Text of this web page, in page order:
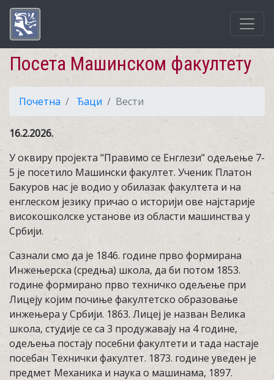
Посета Машинском факултету
Почетна Ђаци Вести
16.2.2026.
У оквиру пројекта "Правимо се Енглези" одељење 7-
5 је посетило Машински факултет. Ученик Платон
Бакуров нас је водио у обилазак факултета и на
енглеском језику причао о историји ове најстарије
високошколске установе из области машинства у
Србији.
Сазнали смо да је 1846. године прво формирана
Инжењерска (средња) школа, да би потом 1853.
године формирано прво техничко одељење при
Лицеју којим почиње факултетско образовање
инжењера у Србији. 1863. Лицеј је назван Велика
школа, студије се са 3 продужавају на 4 године,
одељења постају посебни факултети и тада настаје
посебан Технички факултет. 1873. године уведен је
предмет Механика и наука о машинама, 1897.